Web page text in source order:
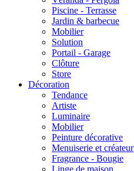
Piscine - Terrasse
Jardin & barbecue
Mobilier
Solution
Portail - Garage
Clôture
Store
Décoration
Tendance
Artiste
Luminaire
Mobilier
Peinture décorative
Menuiserie et créateur
Fragrance - Bougie